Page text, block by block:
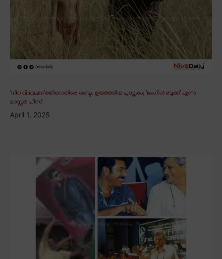
‘നിറ വിവേചന’ത്തിനെതിരെ ശബ്ദം ഉയർത്തിയ പുസ്തകം; ‘ജംഗിൾ ബുക്ക്’ എന്ന
മാസ്റ്റർ പീസ്
April 1, 2025